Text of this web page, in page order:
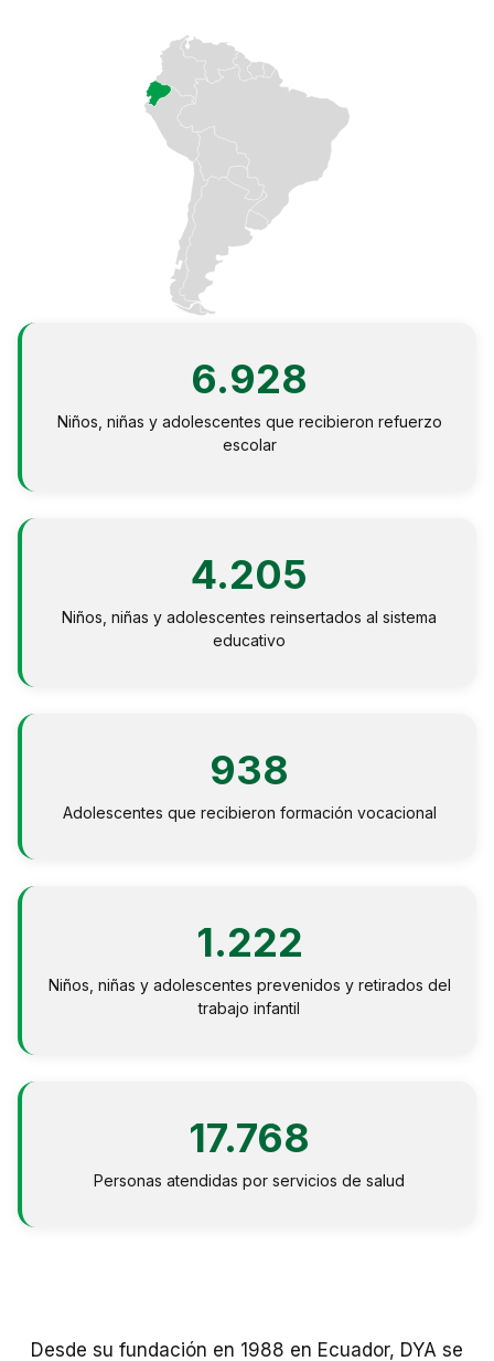
Caja de Herramientas
TDRs
6.928
Niños, niñas y adolescentes que recibieron refuerzo
escolar
4.205
Niños, niñas y adolescentes reinsertados al sistema
educativo
938
Adolescentes que recibieron formación vocacional
1.222
Niños, niñas y adolescentes prevenidos y retirados del
trabajo infantil
17.768
Personas atendidas por servicios de salud
Desde su fundación en 1988 en Ecuador, DYA se